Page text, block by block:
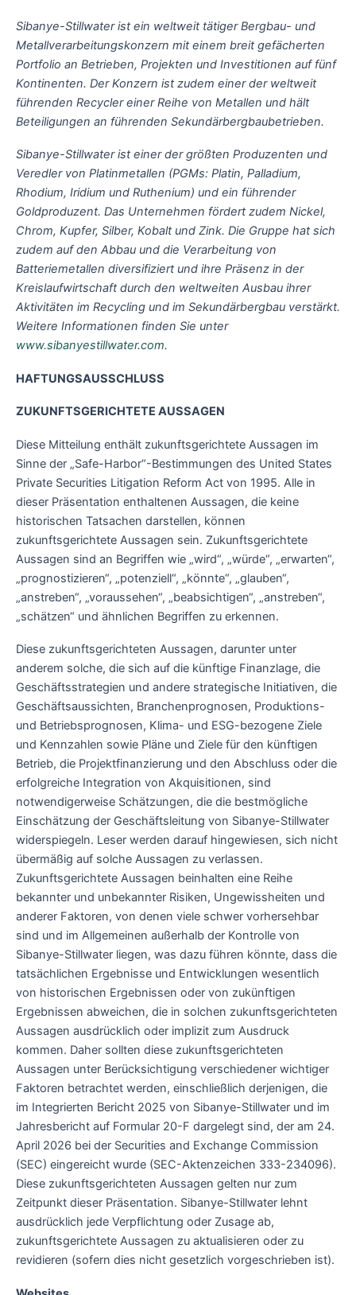
Sibanye-Stillwater ist ein weltweit tätiger Bergbau- und
Metallverarbeitungskonzern mit einem breit gefächerten
Portfolio an Betrieben, Projekten und Investitionen auf fünf
Kontinenten. Der Konzern ist zudem einer der weltweit
führenden Recycler einer Reihe von Metallen und hält
Beteiligungen an führenden Sekundärbergbaubetrieben.
Sibanye-Stillwater ist einer der größten Produzenten und
Veredler von Platinmetallen (PGMs: Platin, Palladium,
Rhodium, Iridium und Ruthenium) und ein führender
Goldproduzent. Das Unternehmen fördert zudem Nickel,
Chrom, Kupfer, Silber, Kobalt und Zink. Die Gruppe hat sich
zudem auf den Abbau und die Verarbeitung von
Batteriemetallen diversifiziert und ihre Präsenz in der
Kreislaufwirtschaft durch den weltweiten Ausbau ihrer
Aktivitäten im Recycling und im Sekundärbergbau verstärkt.
Weitere Informationen finden Sie unter
www.sibanyestillwater.com.
HAFTUNGSAUSSCHLUSS
ZUKUNFTSGERICHTETE AUSSAGEN
Diese Mitteilung enthält zukunftsgerichtete Aussagen im
Sinne der „Safe-Harbor“-Bestimmungen des United States
Private Securities Litigation Reform Act von 1995. Alle in
dieser Präsentation enthaltenen Aussagen, die keine
historischen Tatsachen darstellen, können
zukunftsgerichtete Aussagen sein. Zukunftsgerichtete
Aussagen sind an Begriffen wie „wird“, „würde“, „erwarten“,
„prognostizieren“, „potenziell“, „könnte“, „glauben“,
„anstreben“, „voraussehen“, „beabsichtigen“, „anstreben“,
„schätzen“ und ähnlichen Begriffen zu erkennen.
Diese zukunftsgerichteten Aussagen, darunter unter
anderem solche, die sich auf die künftige Finanzlage, die
Geschäftsstrategien und andere strategische Initiativen, die
Geschäftsaussichten, Branchenprognosen, Produktions-
und Betriebsprognosen, Klima- und ESG-bezogene Ziele
und Kennzahlen sowie Pläne und Ziele für den künftigen
Betrieb, die Projektfinanzierung und den Abschluss oder die
erfolgreiche Integration von Akquisitionen, sind
notwendigerweise Schätzungen, die die bestmögliche
Einschätzung der Geschäftsleitung von Sibanye-Stillwater
widerspiegeln. Leser werden darauf hingewiesen, sich nicht
übermäßig auf solche Aussagen zu verlassen.
Zukunftsgerichtete Aussagen beinhalten eine Reihe
bekannter und unbekannter Risiken, Ungewissheiten und
anderer Faktoren, von denen viele schwer vorhersehbar
sind und im Allgemeinen außerhalb der Kontrolle von
Sibanye-Stillwater liegen, was dazu führen könnte, dass die
tatsächlichen Ergebnisse und Entwicklungen wesentlich
von historischen Ergebnissen oder von zukünftigen
Ergebnissen abweichen, die in solchen zukunftsgerichteten
Aussagen ausdrücklich oder implizit zum Ausdruck
kommen. Daher sollten diese zukunftsgerichteten
Aussagen unter Berücksichtigung verschiedener wichtiger
Faktoren betrachtet werden, einschließlich derjenigen, die
im Integrierten Bericht 2025 von Sibanye-Stillwater und im
Jahresbericht auf Formular 20-F dargelegt sind, der am 24.
April 2026 bei der Securities and Exchange Commission
(SEC) eingereicht wurde (SEC-Aktenzeichen 333-234096).
Diese zukunftsgerichteten Aussagen gelten nur zum
Zeitpunkt dieser Präsentation. Sibanye-Stillwater lehnt
ausdrücklich jede Verpflichtung oder Zusage ab,
zukunftsgerichtete Aussagen zu aktualisieren oder zu
revidieren (sofern dies nicht gesetzlich vorgeschrieben ist).